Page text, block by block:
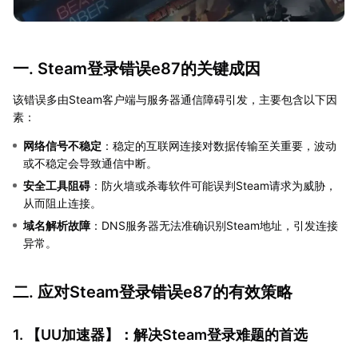
一. Steam登录错误e87的关键成因
该错误多由Steam客户端与服务器通信障碍引发，主要包含以下因
素：
网络信号不稳定 ：稳定的互联网连接对数据传输至关重要，波动
或不稳定会导致通信中断。
安全工具阻碍：防火墙或杀毒软件可能误判Steam请求为威胁，
从而阻止连接。
域名解析故障 ：DNS服务器无法准确识别Steam地址，引发连接
异常。
二. 应对Steam登录错误e87的有效策略
1. 【UU加速器】：解决Steam登录难题的首选